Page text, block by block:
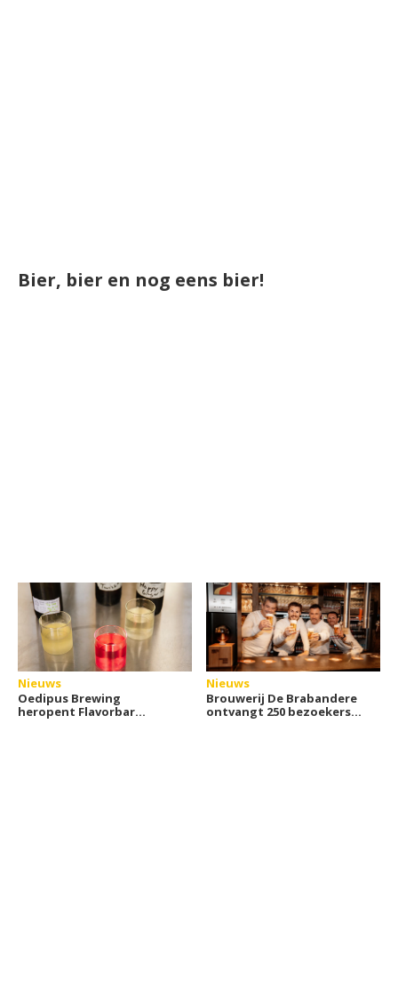
Bier, bier en nog eens bier!
Nieuws
Oedipus Brewing
heropent Flavorbar
Nieuws
Brouwerij De Brabandere
ontvangt 250 bezoekers